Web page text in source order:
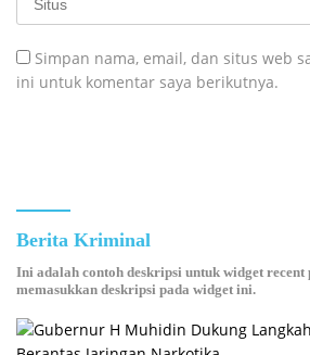
Simpan nama, email, dan situs web
ini untuk komentar saya berikutnya.
Berita Kriminal
Ini adalah contoh deskripsi untuk widget recent
memasukkan deskripsi pada widget ini.